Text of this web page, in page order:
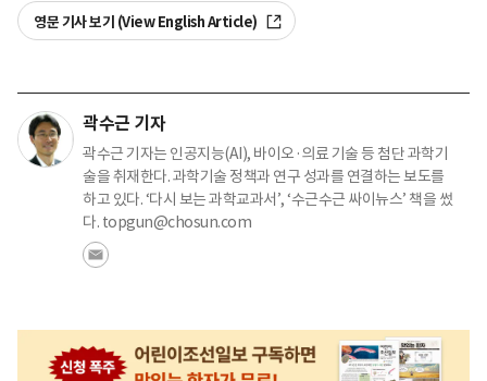
영문 기사 보기 (View English Article)
곽수근 기자
곽수근 기자는 인공지능(AI), 바이오·의료 기술 등 첨단 과학기
술을 취재한다. 과학기술 정책과 연구 성과를 연결하는 보도를
하고 있다. ‘다시 보는 과학교과서’, ‘수근수근 싸이뉴스’ 책을 썼
다. topgun@chosun.com